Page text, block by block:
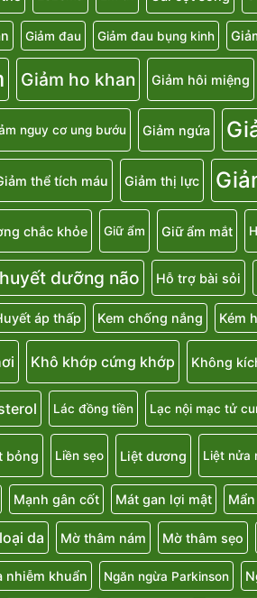
Giảm đau Giảm đau bụng kinh
Giảm ho khan Giảm hôi miệng
nguy cơ ung bướu Giảm ngứa
thể tích máu Giảm thị lực
chắc khỏe Giữ ẩm Giữ ẩm mắt
dưỡng não Hỗ trợ bài sỏi
áp thấp Kem chống nắng Kém
Khô khớp cứng khớp Không
Lác đồng tiền Lạc nội mạc tử
bỏng Liền sẹo Liệt dương Liệt nửa
Mạnh gân cốt Mát gan lợi mật
da Mờ thâm nám Mờ thâm sẹo
nhiễm khuẩn Ngăn ngừa Parkinson